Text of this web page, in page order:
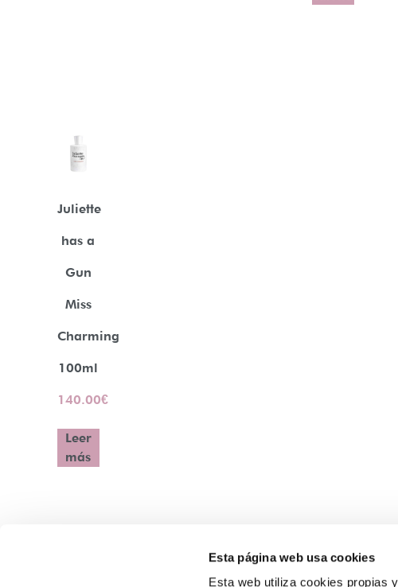
Esta página web usa cookies
Esta web utiliza cookies propias
Juliette
has a
Gun
Miss
Charming
100ml
140.00€
Leer
más